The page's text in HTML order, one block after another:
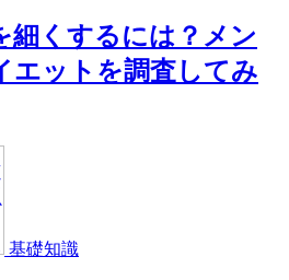
細くするには？メン
エットを調査してみ
基礎知識